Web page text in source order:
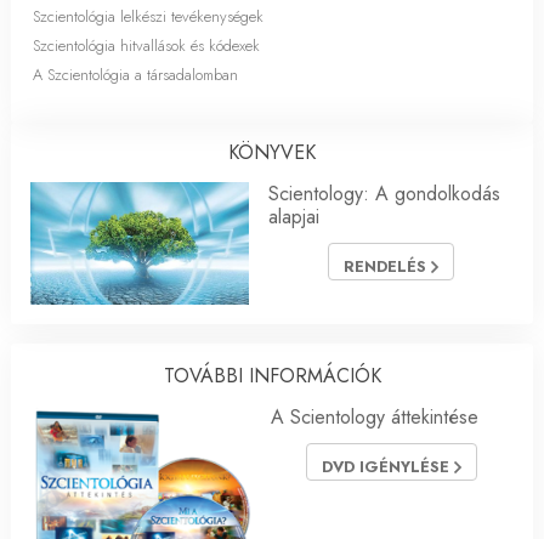
Szcientológia lelkészi tevékenységek
Szcientológia hitvallások és kódexek
A Szcientológia a társadalomban
KÖNYVEK
Scientology: A gondolkodás
alapjai
RENDELÉS
TOVÁBBI INFORMÁCIÓK
A Scientology áttekintése
DVD IGÉNYLÉSE